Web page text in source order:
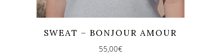
SWEAT – BONJOUR AMOUR
55,00€